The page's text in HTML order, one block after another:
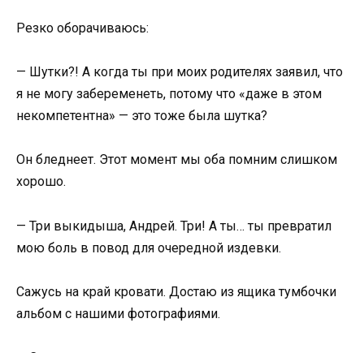
Резко оборачиваюсь:
— Шутки?! А когда ты при моих родителях заявил, что
я не могу забеременеть, потому что «даже в этом
некомпетентна» — это тоже была шутка?
Он бледнеет. Этот момент мы оба помним слишком
хорошо.
— Три выкидыша, Андрей. Три! А ты… ты превратил
мою боль в повод для очередной издевки.
Сажусь на край кровати. Достаю из ящика тумбочки
альбом с нашими фотографиями.